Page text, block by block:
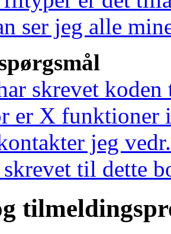
ser jeg alle
skrevet koden
er X funktioner
jeg
til dette